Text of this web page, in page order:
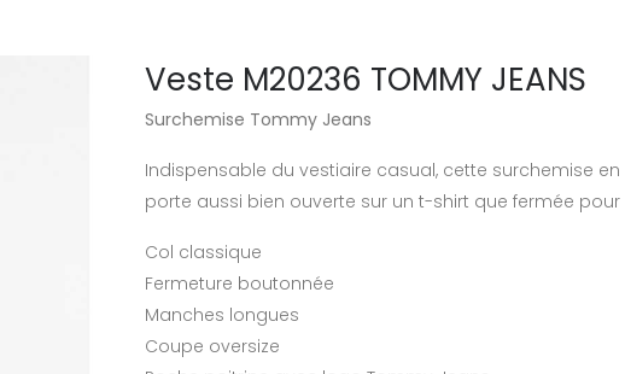
Veste M20236 TOMMY JEANS
Surchemise Tommy Jeans
Indispensable du vestiaire casual, cette surchemise
porte aussi bien ouverte sur un t-shirt que fermée
Col classique
Fermeture boutonnée
Manches longues
Coupe oversize